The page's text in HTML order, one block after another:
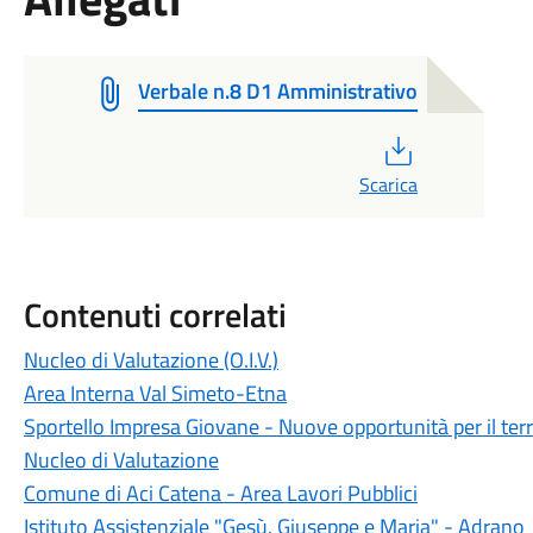
Verbale n.8 D1 Amministrativo
Scarica
Contenuti correlati
Nucleo di Valutazione (O.I.V.)
Area Interna Val Simeto-Etna
Sportello Impresa Giovane - Nuove opportunità per il
Nucleo di Valutazione
Comune di Aci Catena - Area Lavori Pubblici
Istituto Assistenziale "Gesù. Giuseppe e Maria" - Adrano